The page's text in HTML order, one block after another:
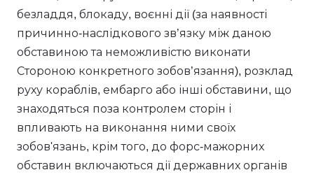
безладдя, блокаду, воєнні дії (за наявності
причинно-наслідкового зв’язку між даною
обставиною та неможливістю виконати
Стороною конкретного зобов’язання), розклад
руху кораблів, ембарго або інші обставини, що
знаходяться поза контролем сторін і
впливають на виконання ними своїх
зобов'язань, крім того, до форс-мажорних
обставин включаються дії державних органів